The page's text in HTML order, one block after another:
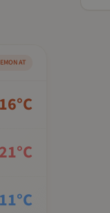
16°C
21°C
11°C